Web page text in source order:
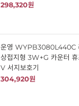
298,320원
운영 WYPB3080L440C
상접지형 3W+G 카운터
V 서지보호기
304,920원